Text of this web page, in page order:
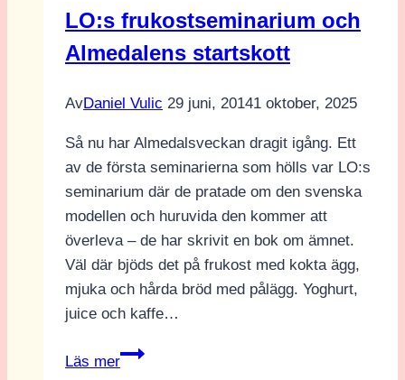
LO:s frukostseminarium och
Almedalens startskott
AvDaniel Vulic 29 juni, 20141 oktober, 2025
Så nu har Almedalsveckan dragit igång. Ett
av de första seminarierna som hölls var LO:s
seminarium där de pratade om den svenska
modellen och huruvida den kommer att
överleva – de har skrivit en bok om ämnet.
Väl där bjöds det på frukost med kokta ägg,
mjuka och hårda bröd med pålägg. Yoghurt,
juice och kaffe…
Läs mer
LO:s